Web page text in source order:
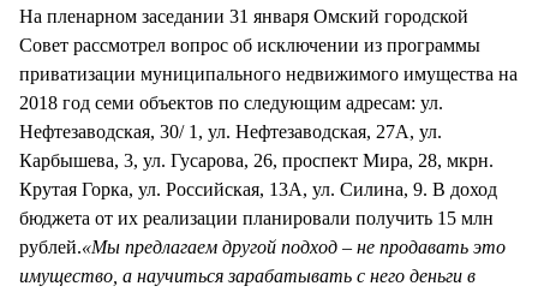
На пленарном заседании 31 января Омский городской
Совет рассмотрел вопрос об исключении из программы
приватизации муниципального недвижимого имущества на
2018 год семи объектов по следующим адресам: ул.
Нефтезаводская, 30/ 1, ул. Нефтезаводская, 27А, ул.
Карбышева, 3, ул. Гусарова, 26, проспект Мира, 28, мкрн.
Крутая Горка, ул. Российская, 13А, ул. Силина, 9. В доход
бюджета от их реализации планировали получить 15 млн
рублей.«Мы предлагаем другой подход – не продавать это
имущество, а научиться зарабатывать с него деньги в